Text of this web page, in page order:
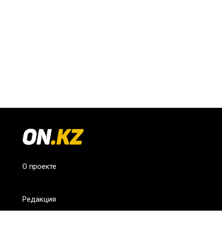
О проекте
Редакция